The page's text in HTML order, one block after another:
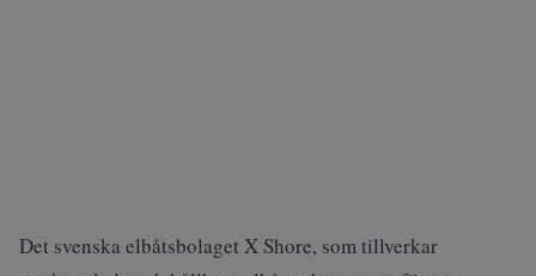
Det svenska elbåtsbolaget X Shore, som tillverkar